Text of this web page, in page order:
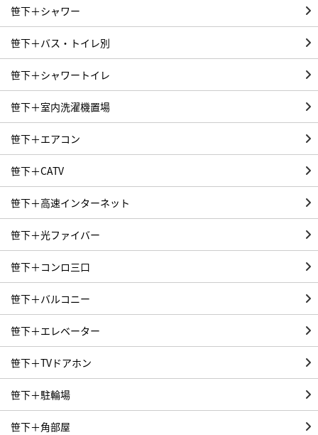
笹下＋シャワー
笹下＋バス・トイレ別
笹下＋シャワートイレ
笹下＋室内洗濯機置場
笹下＋エアコン
笹下＋CATV
笹下＋高速インターネット
笹下＋光ファイバー
笹下＋コンロ三口
笹下＋バルコニー
笹下＋エレベーター
笹下＋TVドアホン
笹下＋駐輪場
笹下＋角部屋